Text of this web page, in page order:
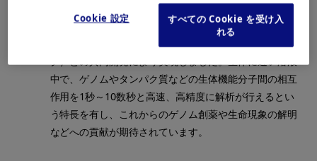
ベルされた生体分子の挙動を捉え、1分子レベルで分子
間相互作用を解析する技術を、Evotec Technologies G
mbH（CEO: Dr. Carsten Claussen ／ドイツ・ハンブル
中で、ゲノムやタンパク質などの生体機能分子間の相互
作用を1秒～10数秒と高速、高精度に解析が行えるとい
う特長を有し、これからのゲノム創薬や生命現象の解明
などへの貢献が期待されています。
Cookie 設定
すべての Cookie を受け入
れる